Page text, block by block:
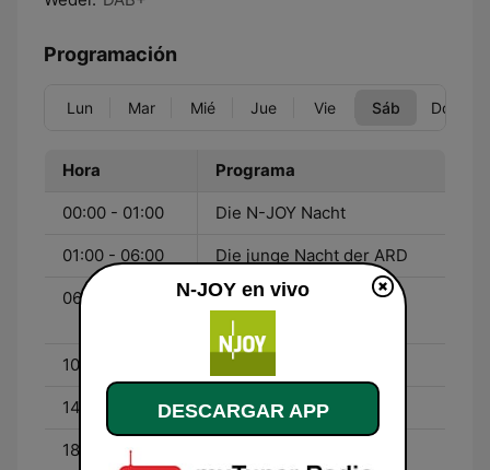
Programación
Lun Mar Mié Jue Vie Sáb Dom
Hora Programa
00:00 - 01:00 Die N-JOY Nacht
01:00 - 06:00 Die junge Nacht der ARD
06:00 - 10:00
Best-Of Kuhlage &
Hardeland
10:00 - 14:00 Der N-JOY Samstag
14:00 - 18:00 N-JOY Weekend
18:00 - 22:00
N-JOY en vivo
DESCARGAR APP